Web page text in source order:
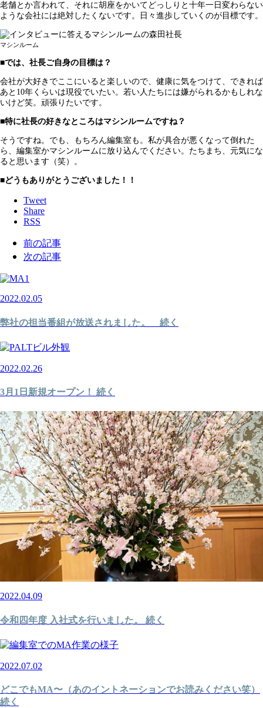
老舗とか言われて、それに胡座をかいてどっしりと十年一日変わらない
ような会社には絶対したくないです。日々進歩していくのが目標です。
マシンルーム
■では、社長ご自身の目標は？
会社が大好きでここにいると楽しいので、健康に気をつけて、できれば
あと10年くらいは現役でいたい。若い人たちには嫌がられるかもしれな
いけど笑。頑張りたいです。
■特に社長の好きなところはマシンルームですね？
そうですね。でも、もちろん編集室も。私が具合が悪くなって倒れた
ら、編集室かマシンルームに放り込んでください。たちまち、元気にな
ると思います（笑）。
■どうもありがとうございました！！
Tweet
Share
RSS
前の記事
次の記事
2022.02.05
弊社の担当番組が放送されました。 続く
2022.02.26
3月1日新規オープン！ 続く
2022.04.09
令和四年度 入社式を行いました。 続く
2022.07.02
どこでもMA〜（あのイントネーションでお読みください笑）
続く